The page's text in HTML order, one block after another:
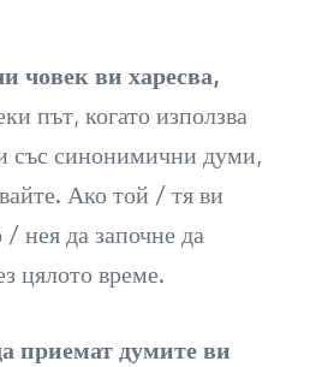
човек ви харесва,
път, когато използва
със синонимични думи,
Ако той / тя ви
/ нея да започне да
цялото време.
приемат думите ви